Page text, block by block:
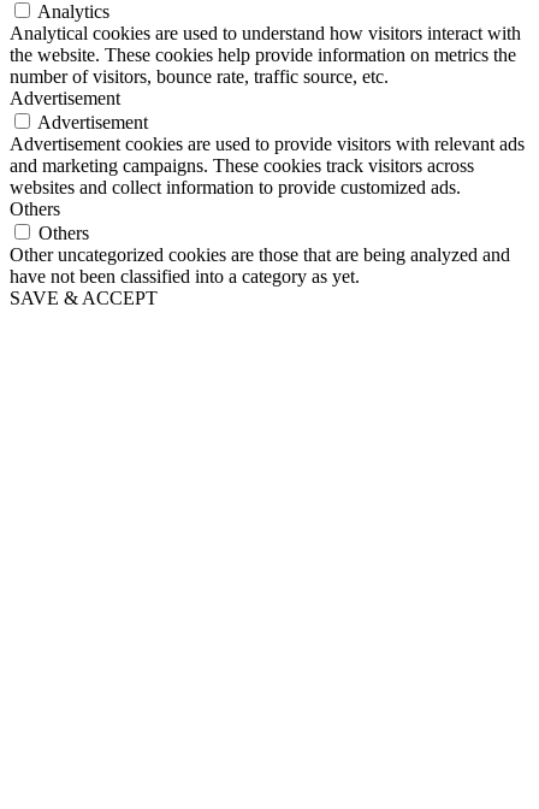
Analytics
Analytical cookies are used to understand how visitors interact with
the website. These cookies help provide information on metrics the
number of visitors, bounce rate, traffic source, etc.
Advertisement
Advertisement
Advertisement cookies are used to provide visitors with relevant ads
and marketing campaigns. These cookies track visitors across
websites and collect information to provide customized ads.
Others
Others
Other uncategorized cookies are those that are being analyzed and
have not been classified into a category as yet.
SAVE & ACCEPT